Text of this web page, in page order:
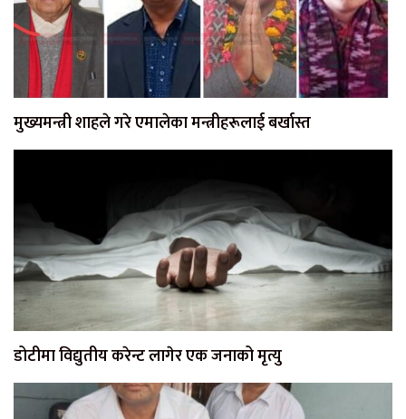
मुख्यमन्त्री शाहले गरे एमालेका मन्त्रीहरूलाई बर्खास्त
डोटीमा विद्युतीय करेन्ट लागेर एक जनाको मृत्यु